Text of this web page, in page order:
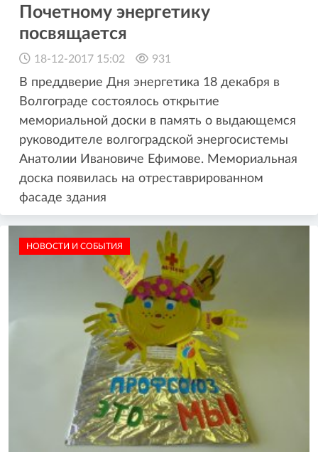
Почетному энергетику
посвящается
18-12-2017 15:02 931
В преддверие Дня энергетика 18 декабря в
Волгограде состоялось открытие
мемориальной доски в память о выдающемся
руководителе волгоградской энергосистемы
Анатолии Ивановиче Ефимове. Мемориальная
доска появилась на отреставрированном
фасаде здания
НОВОСТИ И СОБЫТИЯ